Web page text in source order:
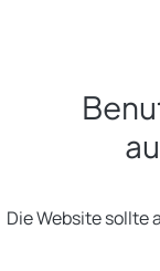
Die Website sollte